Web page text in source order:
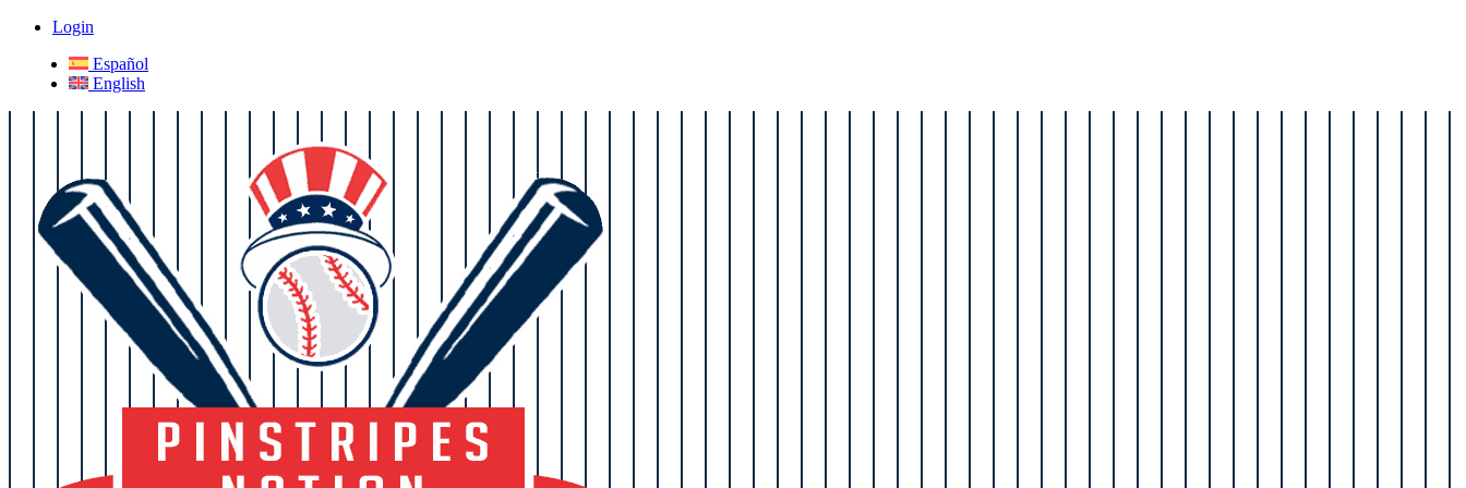
Login
Español
English